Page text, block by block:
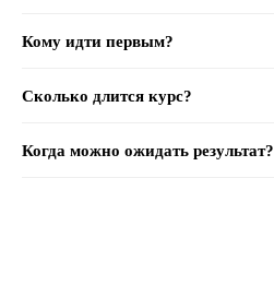
Кому идти первым?
Сколько длится курс?
Когда можно ожидать результат?